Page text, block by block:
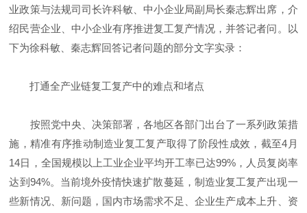
业政策与法规司司长许科敏、中小企业局副局长秦志辉出席，介
绍民营企业、中小企业有序推进复工复产情况，并答记者问。以
下为徐科敏、秦志辉回答记者问题的部分文字实录：
打通全产业链复工复产中的难点和堵点
按照党中央、决策部署，各地区各部门出台了一系列政策措
施，精准有序推动制造业复工复产取得了阶段性成效，截至4月
14日，全国规模以上工业企业平均开工率已达99%，人员复岗率
达到94%。当前境外疫情快速扩散蔓延，制造业复工复产出现一
些新情况、新问题，国内市场需求不足、企业生产成本上升、资